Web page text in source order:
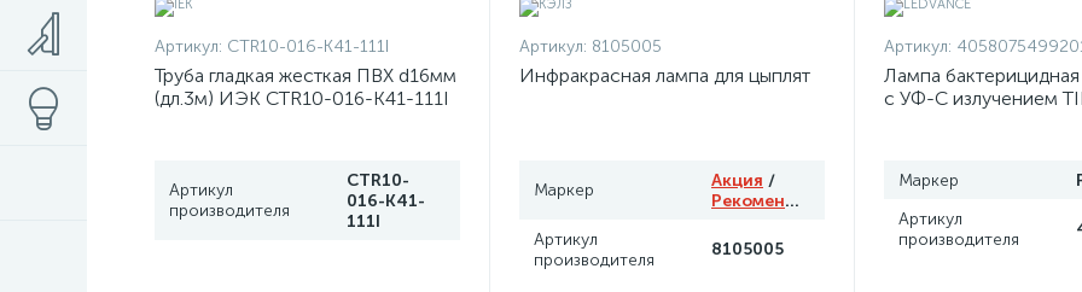
Артикул: CTR10-016-K41-111I
Труба гладкая жесткая ПВХ d16мм
(дл.3м) ИЭК CTR10-016-K41-111I
Артикул
производителя
CTR10-
016-K41-
111I
Артикул: 8105005
Инфракрасная лампа для цыплят
Маркер Акция /
Рекомендуем
Артикул
производителя
8105005
Артикул:
Лампа
с УФ-С излучением
Маркер
Артикул
производителя